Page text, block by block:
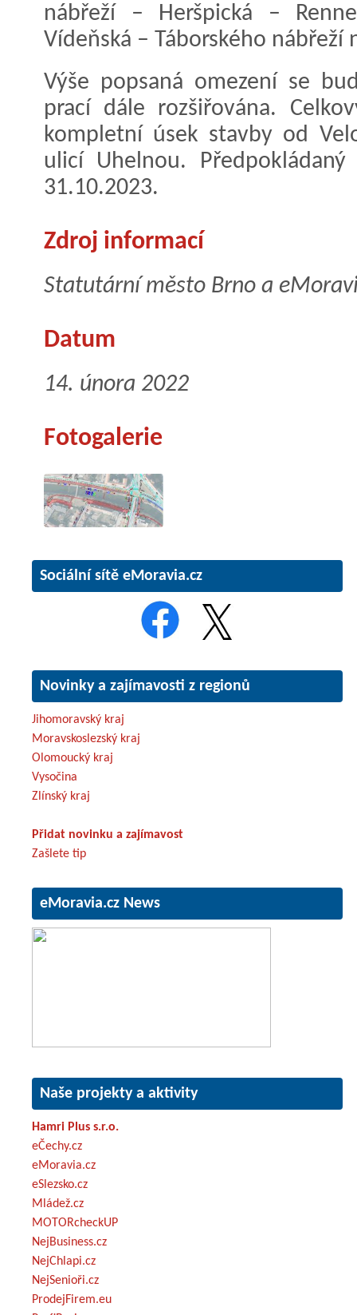
nábřeží – Heršpická –
Vídeňská – Táborského
Výše popsaná omezení se
prací dále rozšiřována.
kompletní úsek stavby od
ulicí Uhelnou.
31.10.2023.
Zdroj informací
Statutární město Brno a
Datum
14. února 2022
Fotogalerie
Sociální sítě eMoravia.cz
Novinky a zajímavosti z regionů
Jihomoravský kraj
Moravskoslezský kraj
Olomoucký kraj
Vysočina
Zlínský kraj
Přidat novinku a zajímavost
Zašlete tip
eMoravia.cz News
Naše projekty a aktivity
Hamri Plus s.r.o.
eČechy.cz
eMoravia.cz
eSlezsko.cz
Mládež.cz
MOTORcheckUP
NejBusiness.cz
NejChlapi.cz
NejSenioři.cz
ProdejFirem.eu